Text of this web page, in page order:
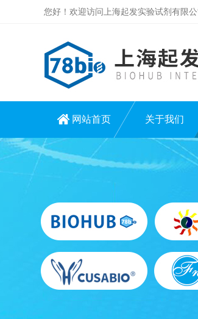
您好！欢迎访问上海起发实验试剂有限公
网站首页 关于我们